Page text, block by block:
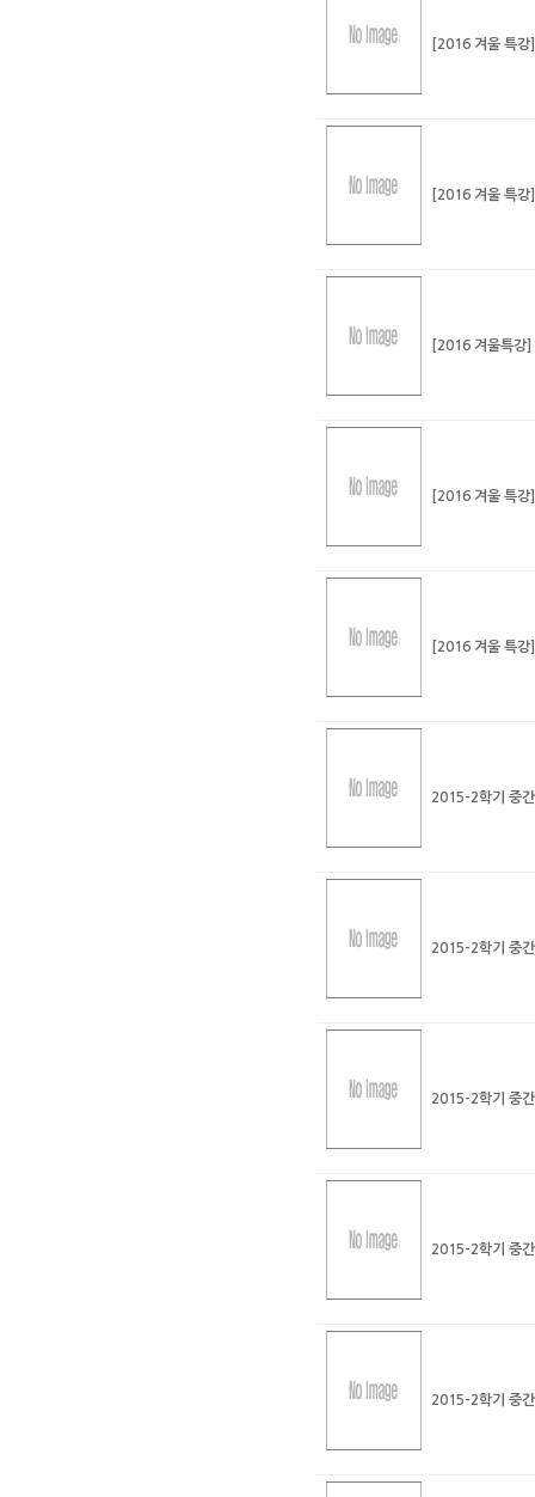
[2016 겨울 특강
[2016 겨울 특강
[2016 겨울특강
[2016 겨울 특강
[2016 겨울 특강
2015-2학기 중
2015-2학기 중
2015-2학기 중
2015-2학기 중
2015-2학기 중